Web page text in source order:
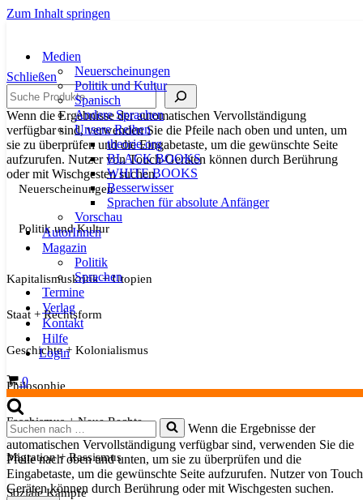
Zum Inhalt springen
Medien
Neuerscheinungen
Politik und Kultur
Spanisch
Andere Sprachen
Unsere Reihen
theorie.org
BLACK BOOKS
WHITE BOOKS
Besserwisser
Sprachen für absolute Anfänger
Vorschau
AutorInnen
Magazin
Politik
Sprachen
Termine
Verlag
Kontakt
Hilfe
Login
Warenkorb
0
Suchen
nach …
Wenn die Ergebnisse der
automatischen Vervollständigung verfügbar sind, verwenden Sie die
Pfeile nach oben und unten, um sie zu überprüfen und die
Eingabetaste, um die gewünschte Seite aufzurufen. Nutzer von
Geräten können durch Berührung oder mit Wischgesten suchen.
Schließen
Suche
Wenn die Ergebnisse der automatischen Vervollständigung
verfügbar sind, verwenden Sie die Pfeile nach oben und unten, um
sie zu überprüfen und die Eingabetaste, um die gewünschte Seite
aufzurufen. Nutzer von Touch-Geräten können durch Berührung
oder mit Wischgesten suchen.
Neuerscheinungen
Politik und Kultur
Kapitalismuskritik + Utopien
Staat + Rechtsform
Geschichte + Kolonialismus
Philosophie
Faschismus + Neue Rechte
Migration + Rassismus
Soziale Kämpfe